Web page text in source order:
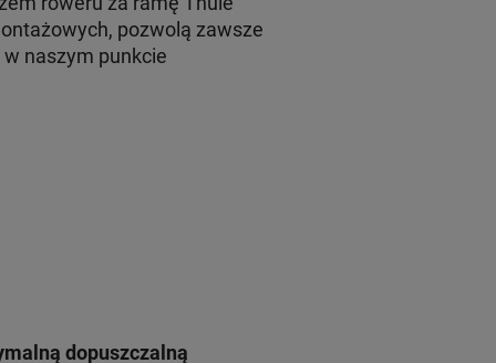
pozwolą zawsze
naszym punkcie
dopuszczalną